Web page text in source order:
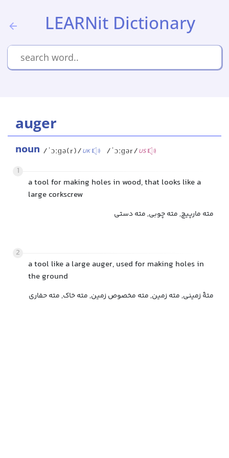
LEARNit Dictionary
auger
noun /ˈɔːɡə(r)/UK /ˈɔːɡər/US
1
a tool for making holes in wood, that looks like a
large corkscrew
مته مارپیچ, مته چوبی, مته دستی
2
a tool like a large auger, used for making holes in
the ground
متهٔ زمینی, مته زمین, مته مخصوص زمین, مته خاک, مته حفاری